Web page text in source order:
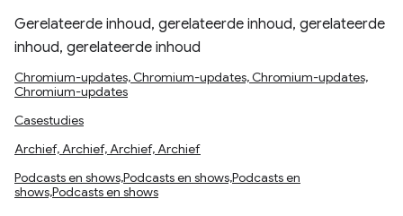
Gerelateerde inhoud, gerelateerde inhoud, gerelateerde
inhoud, gerelateerde inhoud
Chromium-updates, Chromium-updates, Chromium-updates,
Chromium-updates
Casestudies
Archief, Archief, Archief, Archief
Podcasts en shows,Podcasts en shows,Podcasts en
shows,Podcasts en shows